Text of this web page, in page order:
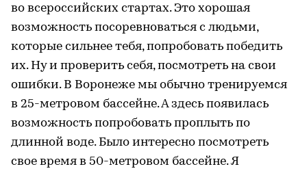
во всероссийских стартах. Это хорошая
возможность посоревноваться с людьми,
которые сильнее тебя, попробовать победить
их. Ну и проверить себя, посмотреть на свои
ошибки. В Воронеже мы обычно тренируемся
в 25-метровом бассейне. А здесь появилась
возможность попробовать проплыть по
длинной воде. Было интересно посмотреть
свое время в 50-метровом бассейне. Я